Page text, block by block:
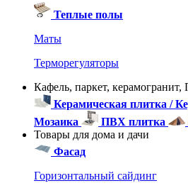
Теплые полы
Маты
Терморегуляторы
Кафель, паркет,
Керамическая плитка /
Мозаика
ПВХ плитка
Товары для дома и дачи
Фасад
Горизонтальный сайдинг